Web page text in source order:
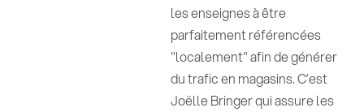
les enseignes à être
parfaitement référencées
"localement" afin de générer
du trafic en magasins. C’est
Joëlle Bringer qui assure les